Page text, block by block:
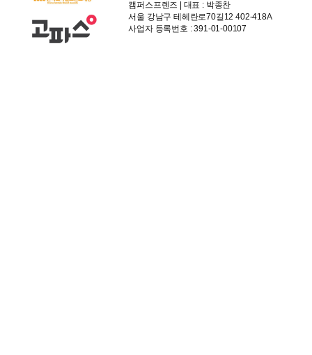
캠퍼스프렌즈 | 대표 : 박종찬
서울 강남구 테헤란로70길12 402-418A
사업자 등록번호 : 391-01-00107